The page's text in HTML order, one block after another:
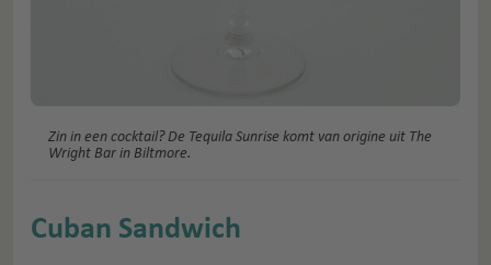
Zin in een cocktail? De Tequila Sunrise komt van origine uit The
Wright Bar in Biltmore.
Cuban Sandwich